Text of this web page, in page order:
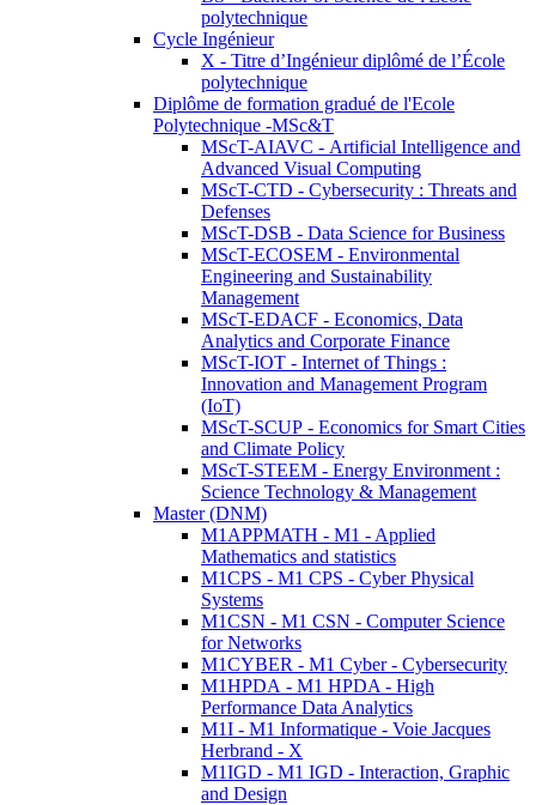
polytechnique
Cycle Ingénieur
X - Titre d’Ingénieur diplômé de l’École
polytechnique
Diplôme de formation gradué de l'Ecole
Polytechnique -MSc&T
MScT-AIAVC - Artificial Intelligence and
Advanced Visual Computing
MScT-CTD - Cybersecurity : Threats and
Defenses
MScT-DSB - Data Science for Business
MScT-ECOSEM - Environmental
Engineering and Sustainability
Management
MScT-EDACF - Economics, Data
Analytics and Corporate Finance
MScT-IOT - Internet of Things :
Innovation and Management Program
(IoT)
MScT-SCUP - Economics for Smart Cities
and Climate Policy
MScT-STEEM - Energy Environment :
Science Technology & Management
Master (DNM)
M1APPMATH - M1 - Applied
Mathematics and statistics
M1CPS - M1 CPS - Cyber Physical
Systems
M1CSN - M1 CSN - Computer Science
for Networks
M1CYBER - M1 Cyber - Cybersecurity
M1HPDA - M1 HPDA - High
Performance Data Analytics
M1I - M1 Informatique - Voie Jacques
Herbrand - X
M1IGD - M1 IGD - Interaction, Graphic
and Design